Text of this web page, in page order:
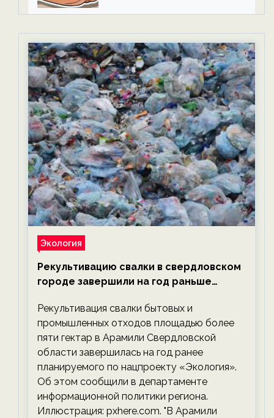
Экология
Рекультивацию свалки в свердловском
городе завершили на год раньше
экологии на ECOportal
Рекультивация свалки бытовых и
промышленных отходов площадью более
пяти гектар в Арамили Свердловской
области завершилась на год ранее
планируемого по нацпроекту «Экология».
Об этом сообщили в департаменте
информационной политики региона.
Иллюстрация: pxhere.com. "В Арамили